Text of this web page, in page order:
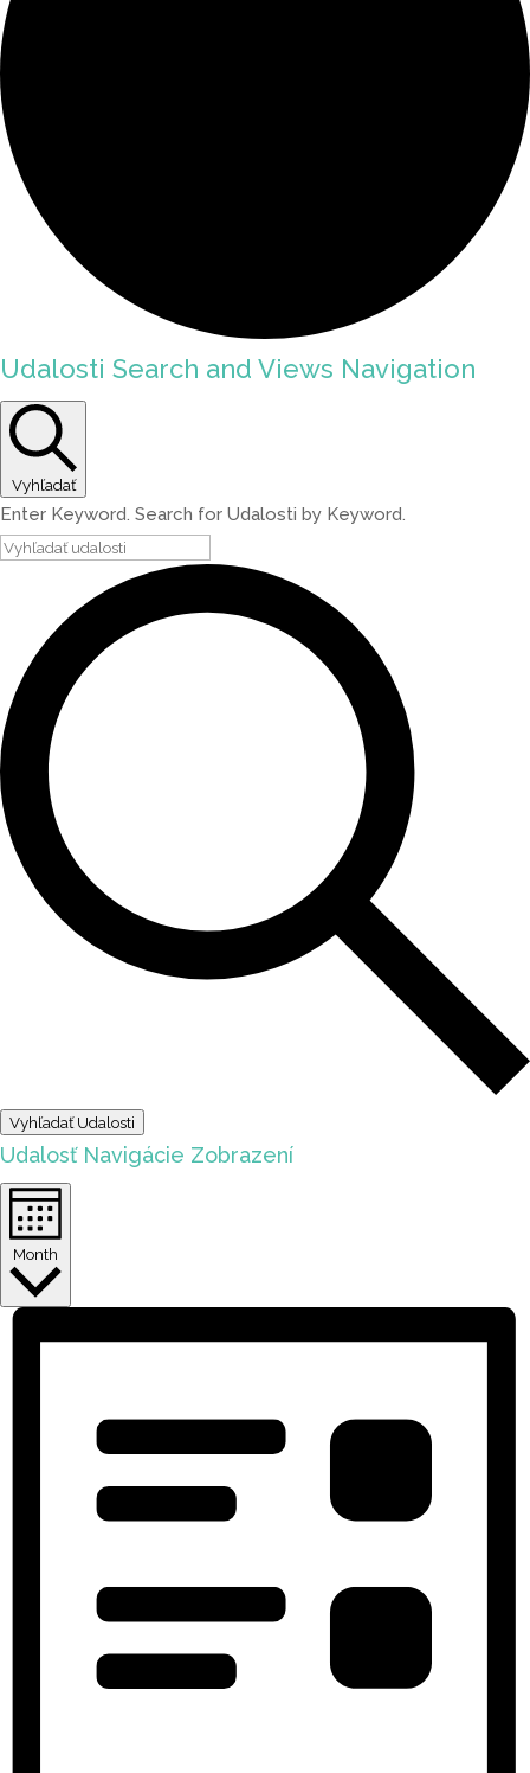
Udalosti Search and Views Navigation
Vyhľadať
Enter Keyword. Search for Udalosti by Keyword.
Vyhľadať Udalosti
Udalosť Navigácie Zobrazení
Month